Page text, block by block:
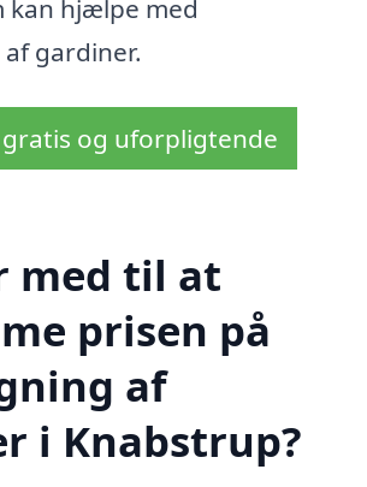
kan hjælpe med
gardiner.
gratis og uforpligtende
med til at
prisen på
af
i Knabstrup?